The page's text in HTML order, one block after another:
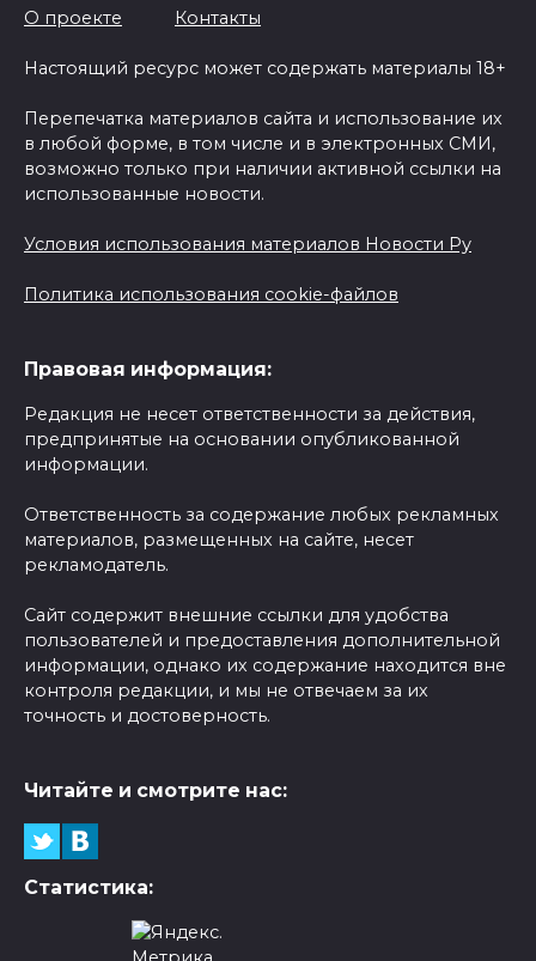
О проекте Контакты
Настоящий ресурс может содержать материалы 18+
Перепечатка материалов сайта и использование их
в любой форме, в том числе и в электронных СМИ,
возможно только при наличии активной ссылки на
использованные новости.
Условия использования материалов Новости Ру
Политика использования cookie-файлов
Правовая информация:
Редакция не несет ответственности за действия,
предпринятые на основании опубликованной
информации.
Ответственность за содержание любых рекламных
материалов, размещенных на сайте, несет
рекламодатель.
Сайт содержит внешние ссылки для удобства
пользователей и предоставления дополнительной
информации, однако их содержание находится вне
контроля редакции, и мы не отвечаем за их
точность и достоверность.
Читайте и смотрите нас:
Статистика: